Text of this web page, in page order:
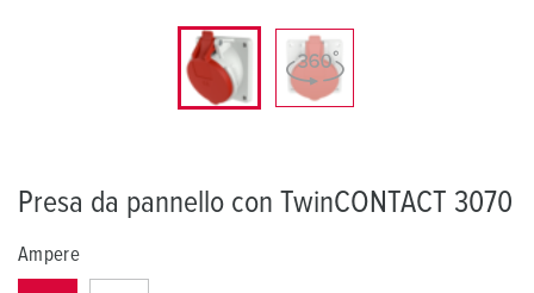
Presa da pannello con TwinCONTACT 3070
Ampere